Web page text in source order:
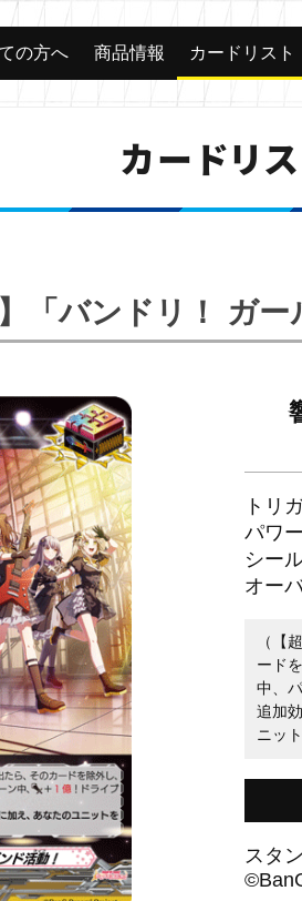
の方へ 商品情報 カードリスト
カードリ
「バンドリ！ ガ
トリ
パワ
シー
オー
（【
ード
中、
追加
ニッ
スタ